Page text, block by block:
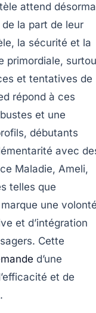
attend
la part de leur
la sécurité et la
primordiale,
et tentatives de
répond à ces
et une
débutants
avec
Maladie, Ameli,
telles que
une
et d’intégration
Cette
d’une
et de